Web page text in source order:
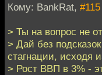
Кому: BankRat, #115
> Ты на вопрос не
> Дай без
стагнации, исходя
> Рост ВВП в 3% -